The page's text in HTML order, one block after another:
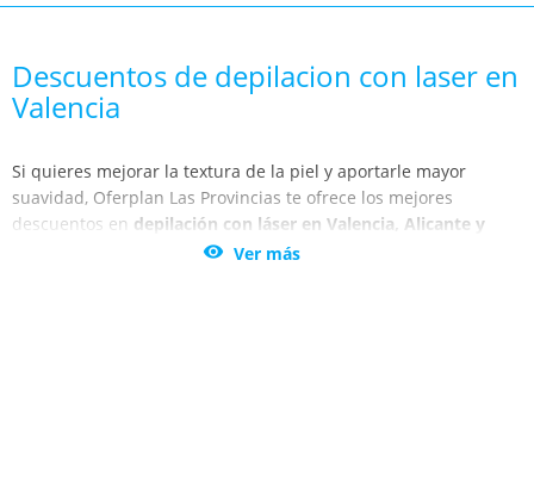
Descuentos de depilacion con laser en
Valencia
Si quieres mejorar la textura de la piel y aportarle mayor
suavidad, Oferplan Las Provincias te ofrece los mejores
descuentos en depilación con láser en Valencia, Alicante y
. Ahorra tiempo en depilación y olvídate del vello de
 Ver más